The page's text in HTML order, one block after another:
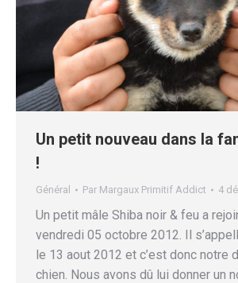
Un petit nouveau dans la
!
Général Par Margaux Primitif Addict 4
Un petit mâle Shiba noir & feu a
vendredi 05 octobre 2012. Il
le 13 aout 2012 et c’est donc notre
chien. Nous avons dû lui donner un